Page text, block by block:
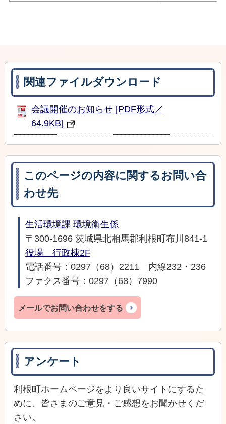
関連ファイルダウンロード
会議開催のお知らせ [PDF形式／
64.9KB]
このページの内容に関するお問い合
わせ先
生活環境課 環境衛生係
〒300-1696 茨城県北相馬郡利根町布川841-1
役場 行政棟2F
電話番号：0297（68）2211 内線232・236
ファクス番号：0297（68）7990
メールでお問い合わせをする
アンケート
利根町ホームページをより良いサイトにするた
めに、皆さまのご意見・ご感想をお聞かせくだ
さい。